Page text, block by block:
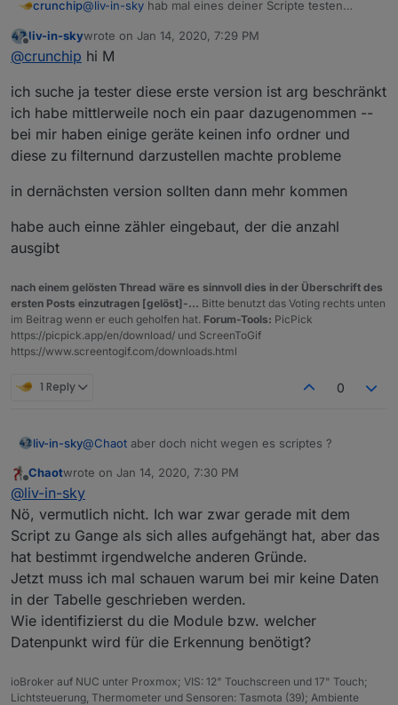
crunchip@liv-in-sky hab mal eines deiner Scripte testen
ähnlich/gleich), also hab ich mal die Variante Sonoff
genommen. Jedoch werden nur paar der Geräte
meine Sonoff-Geräte
Offline
liv-in-skywrote on Jan 14, 2020, 7:29 PM
last edited by
@crunchip hi M
ich suche ja tester diese erste version ist arg beschränkt
ich habe mittlerweile noch ein paar dazugenommen --
bei mir haben einige geräte keinen info ordner und
diese zu filternund darzustellen machte probleme
in dernächsten version sollten dann mehr kommen
habe auch einne zähler eingebaut, der die anzahl
ausgibt
nach einem gelösten Thread wäre es sinnvoll dies in der Überschrift des
ersten Posts einzutragen [gelöst]-... Bitte benutzt das Voting rechts unten
im Beitrag wenn er euch geholfen hat. Forum-Tools: PicPick
https://picpick.app/en/download/ und ScreenToGif
https://www.screentogif.com/downloads.html
1 Reply 0
liv-in-sky@Chaot aber doch nicht wegen es scriptes ?
Offline
Chaotwrote on Jan 14, 2020, 7:30 PM
last edited by
@liv-in-sky
Nö, vermutlich nicht. Ich war zwar gerade mit dem
Script zu Gange als sich alles aufgehängt hat, aber das
hat bestimmt irgendwelche anderen Gründe.
Jetzt muss ich mal schauen warum bei mir keine Daten
in der Tabelle geschrieben werden.
Wie identifizierst du die Module bzw. welcher
Datenpunkt wird für die Erkennung benötigt?
ioBroker auf NUC unter Proxmox; VIS: 12" Touchscreen und 17" Touch;
Lichtsteuerung, Thermometer und Sensoren: Tasmota (39); Ambiente